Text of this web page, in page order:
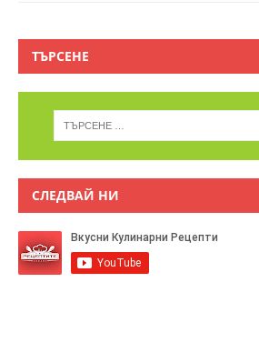
ТЪРСЕНЕ
СЛЕДВАЙ НИ